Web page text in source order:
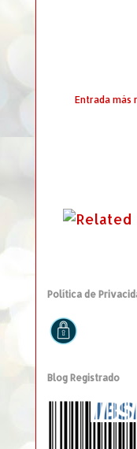
Entrada más
Política de
Blog Registrado